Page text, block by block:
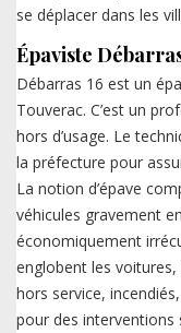
se déplacer dans les
Épaviste
Débarras 16 est un
Touverac. C’est un
hors d’usage. Le
la préfecture pour
La notion d’épave
véhicules gravement
économiquement
englobent les
hors service,
pour des interventions